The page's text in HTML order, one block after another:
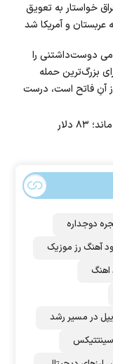
خواستار به تعویق
عربستان و آمریکا شد
دوست‌داشتنی را
بزرگ‌ترین حمله
آنِ فاتح است، درست
دلار
دوجداره
آهنگ رز‌ موزیک
اهنگ
در مسیر رشد